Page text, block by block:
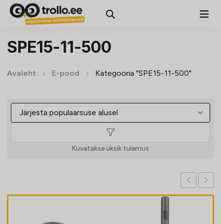
SPE15-11-500
Avaleht E-pood Kategooria "SPE15-11-500"
Kuvatakse üksik tulemus